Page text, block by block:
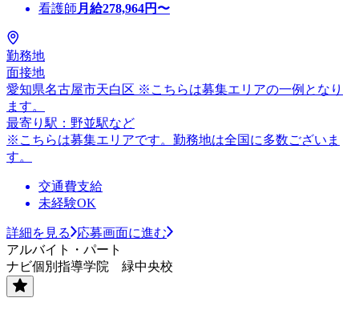
看護師 月給278,964円〜
勤務地
面接地
愛知県名古屋市天白区 ※こちらは募集エリアの一例となり
ます。
最寄り駅：野並駅など
※こちらは募集エリアです。勤務地は全国に多数ございま
す。
交通費支給
未経験OK
詳細を見る
応募画面に進む
アルバイト・パート
ナビ個別指導学院 緑中央校